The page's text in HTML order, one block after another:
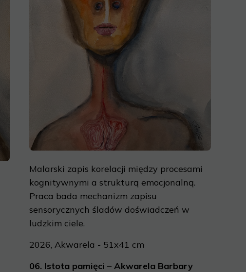
Malarski zapis korelacji między procesami
kognitywnymi a strukturą emocjonalną.
Praca bada mechanizm zapisu
sensorycznych śladów doświadczeń w
ludzkim ciele.
2026, Akwarela - 51x41 cm
06. Istota pamięci – Akwarela Barbary